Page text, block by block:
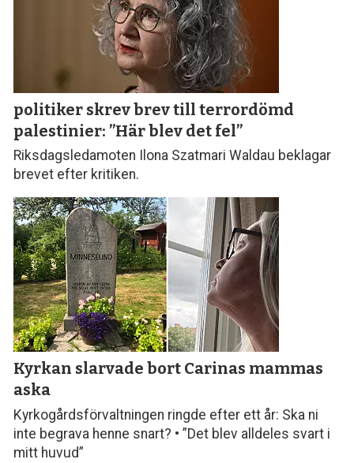
politiker skrev brev till terror­dömd
palestinier: ”Här blev det fel”
Riksdagsledamoten Ilona Szatmari Waldau beklagar
brevet efter kritiken.
Kyrkan slarvade bort Carinas mammas
aska
Kyrkogårdsförvaltningen ringde efter ett år: Ska ni
inte begrava henne snart? • ”Det blev alldeles svart i
mitt huvud”